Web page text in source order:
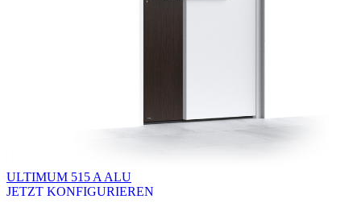
ULTIMUM 515 A ALU
JETZT KONFIGURIEREN